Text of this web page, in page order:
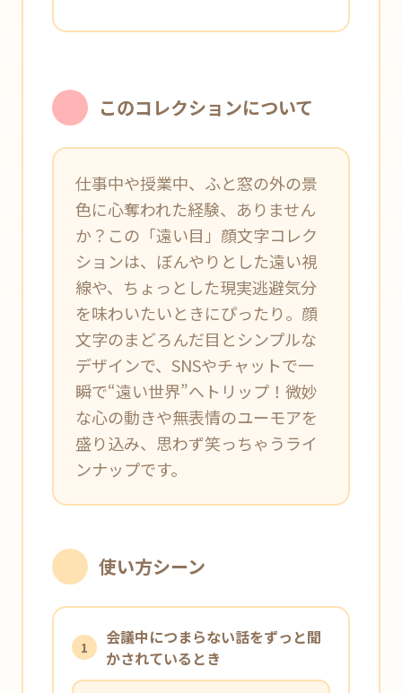
このコレクションについて
仕事中や授業中、ふと窓の外の景
色に心奪われた経験、ありません
か？この「遠い目」顔文字コレク
ションは、ぼんやりとした遠い視
線や、ちょっとした現実逃避気分
を味わいたいときにぴったり。顔
文字のまどろんだ目とシンプルな
デザインで、SNSやチャットで一
瞬で“遠い世界”へトリップ！微妙
な心の動きや無表情のユーモアを
盛り込み、思わず笑っちゃうライ
ンナップです。
使い方シーン
1
会議中につまらない話をずっと聞
かされているとき